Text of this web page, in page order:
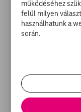
Vera
valójában még
A tapasztalt
Mr. Gerinc szereti:
kockásnak vélt
működéséhez
felül milyen
használhatunk a
során.